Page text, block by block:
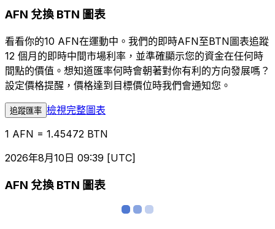
AFN 兌換 BTN 圖表
看看你的10 AFN在運動中。我們的即時AFN至BTN圖表追蹤
12 個月的即時中間市場利率，並準確顯示您的資金在任何時
間點的價值。想知道匯率何時會朝著對你有利的方向發展嗎？
設定價格提醒，價格達到目標價位時我們會通知您。
追蹤匯率 檢視完整圖表
1 AFN = 1.45472 BTN
2026年8月10日 09:39 [UTC]
AFN 兌換 BTN 圖表